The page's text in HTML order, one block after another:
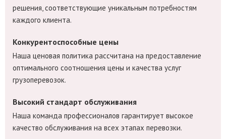
решения, соответствующие уникальным потребностям
каждого клиента.
Конкурентоспособные цены
Наша ценовая политика рассчитана на предоставление
оптимального соотношения цены и качества услуг
грузоперевозок.
Высокий стандарт обслуживания
Наша команда профессионалов гарантирует высокое
качество обслуживания на всех этапах перевозки.